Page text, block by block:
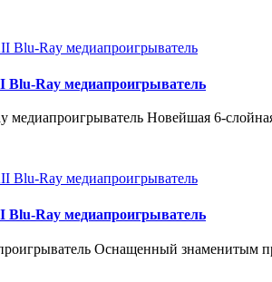
Ray медиапроигрыватель
Новейшая 6-
Ray медиапроигрыватель
Оснащенный знаменитым